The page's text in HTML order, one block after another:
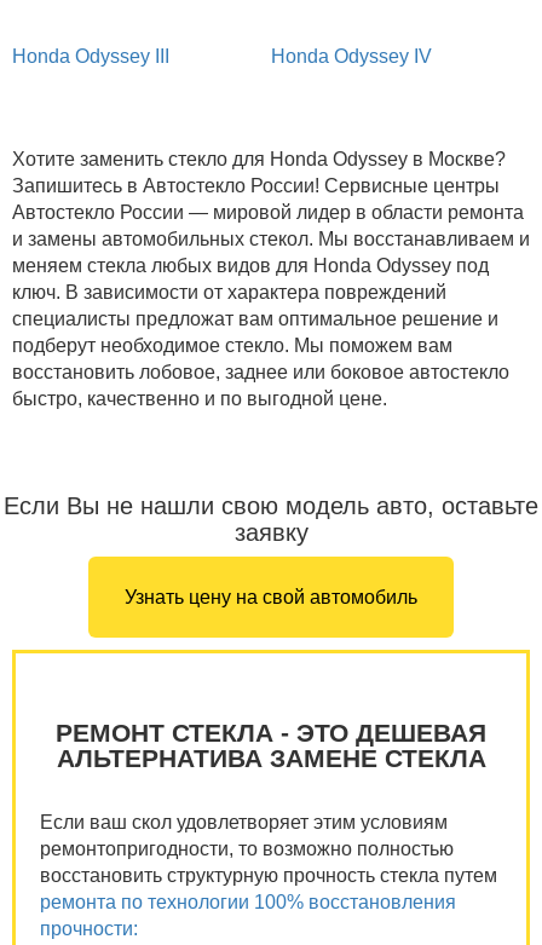
Honda Odyssey III Honda Odyssey IV
Хотите заменить стекло для Honda Odyssey в Москве?
Запишитесь в Автостекло России! Сервисные центры
Автостекло России — мировой лидер в области ремонта
и замены автомобильных стекол. Мы восстанавливаем и
меняем стекла любых видов для Honda Odyssey под
ключ. В зависимости от характера повреждений
специалисты предложат вам оптимальное решение и
подберут необходимое стекло. Мы поможем вам
восстановить лобовое, заднее или боковое автостекло
быстро, качественно и по выгодной цене.
Если Вы не нашли свою модель авто, оставьте
заявку
Узнать цену на свой автомобиль
РЕМОНТ СТЕКЛА - ЭТО ДЕШЕВАЯ
АЛЬТЕРНАТИВА ЗАМЕНЕ СТЕКЛА
Если ваш скол удовлетворяет этим условиям
ремонтопригодности, то возможно полностью
восстановить структурную прочность стекла путем
ремонта по технологии 100% восстановления
прочности: